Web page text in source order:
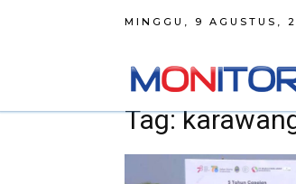
MINGGU, 9 AGUSTUS,
Tag: